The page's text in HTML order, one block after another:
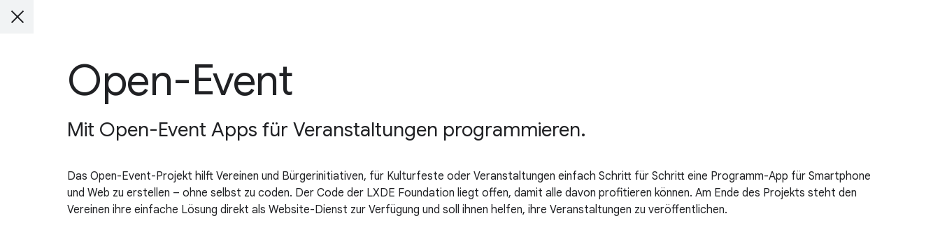
Open-Event
Mit Open-Event Apps für Veranstaltungen programmieren.
Das Open-Event-Projekt hilft Vereinen und Bürgerinitiativen, für Kulturfeste oder Veranstaltungen einfach Schritt für Schritt eine Programm-App für Smartphone
und Web zu erstellen – ohne selbst zu coden. Der Code der LXDE Foundation liegt offen, damit alle davon profitieren können. Am Ende des Projekts steht den
Vereinen ihre einfache Lösung direkt als Website-Dienst zur Verfügung und soll ihnen helfen, ihre Veranstaltungen zu veröffentlichen.